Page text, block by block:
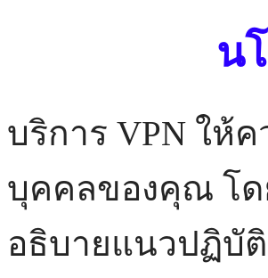
น
บริการ VPN ให้
บุคคลของคุณ โ
อธิบายแนวปฏิบั